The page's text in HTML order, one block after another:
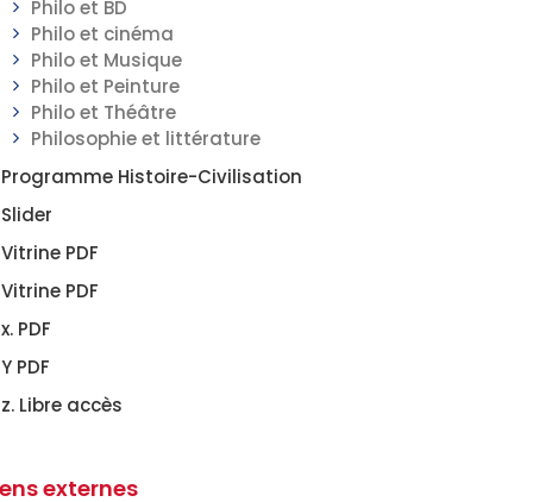
Philo et BD
Philo et cinéma
Philo et Musique
Philo et Peinture
Philo et Théâtre
Philosophie et littérature
Programme Histoire-Civilisation
Slider
Vitrine PDF
Vitrine PDF
x. PDF
Y PDF
z. Libre accès
externes